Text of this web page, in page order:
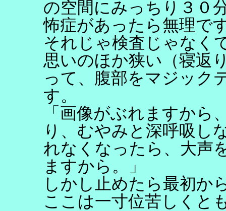
の空間にみっちり３０
怖症があったら無理で
それじゃ検査じゃなく
思いのほか狭い（寝返
って、腹部をマジック
す。
「画像がぶれますから
り、むやみと深呼吸し
れなくなったら、大声
ますから。」
しかし止めたら最初か
ここは一寸位苦しくと